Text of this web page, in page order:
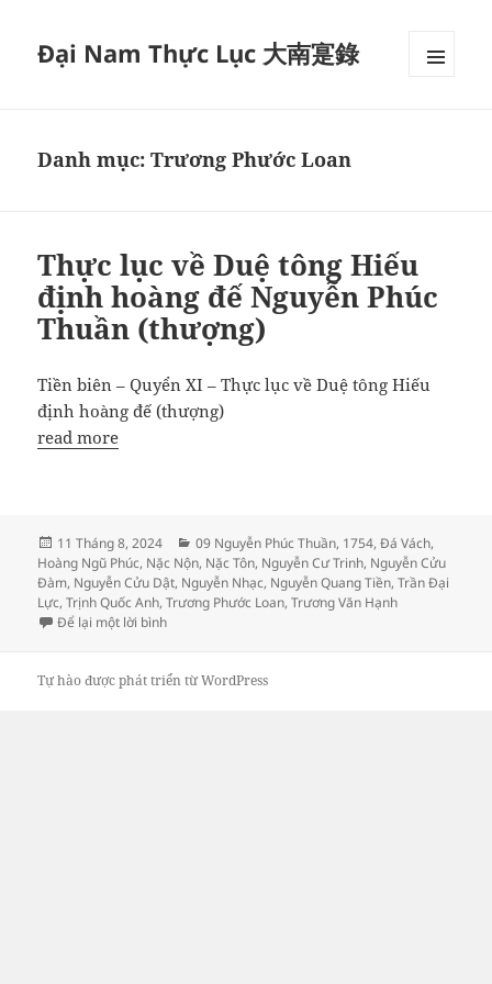
Đại Nam Thực Lục 大南寔錄
Danh mục:Trương Phước Loan
Thực lục về Duệ tông Hiếu
định hoàng đế Nguyễn Phúc
Thuần (thượng)
Tiền biên – Quyển XI – Thực lục về Duệ tông Hiếu
định hoàng đế (thượng)
read more
Đăng
vào
ngày
11 Tháng 8, 2024
Danh
mục
09 Nguyễn Phúc Thuần, 1754,Đá Vách,
Hoàng Ngũ Phúc, Nặc Nộn, Nặc Tôn, Nguyễn Cư Trinh, Nguyễn Cửu
Đàm, Nguyễn Cửu Dật, Nguyễn Nhạc, Nguyễn Quang Tiền,Trần Đại
Lực,Trịnh Quốc Anh,Trương Phước Loan,Trương Văn Hạnh
Để lại một lời bìnhở Thực lục về Duệ tông Hiếu định hoàng đế Nguyễn
Tự hào được phát triển từ WordPress